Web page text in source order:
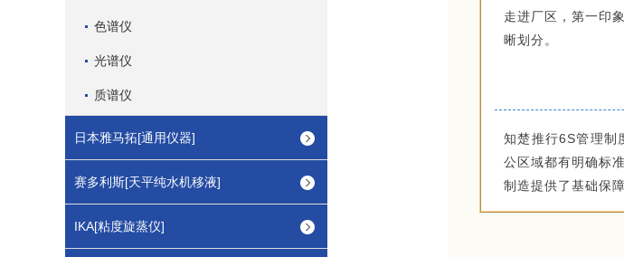
色谱仪
光谱仪
质谱仪
日本雅马拓[通用仪器]
赛多利斯[天平纯水机移液]
IKA[粘度旋蒸仪]
走进厂区，第一印
晰划分。
知楚推行6S管理制
公区域都有明确标
制造提供了基础保障